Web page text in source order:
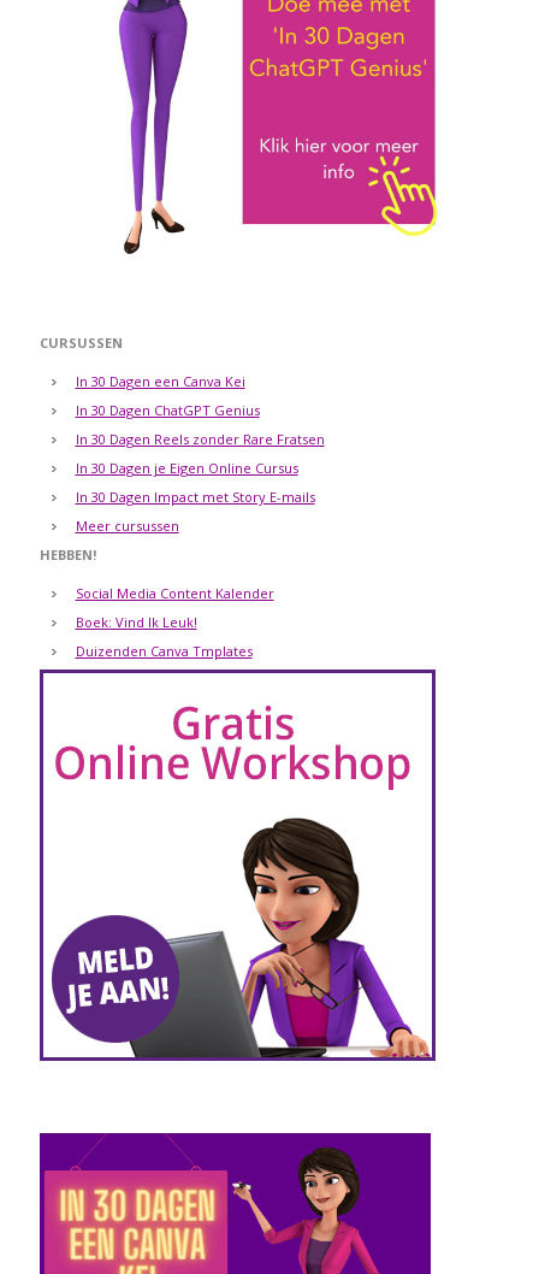
CURSUSSEN
In 30 Dagen een Canva Kei
In 30 Dagen ChatGPT Genius
In 30 Dagen Reels zonder Rare Fratsen
In 30 Dagen je Eigen Online Cursus
In 30 Dagen Impact met Story E-mails
Meer cursussen
HEBBEN!
Social Media Content Kalender
Boek: Vind Ik Leuk!
Duizenden Canva Tmplates